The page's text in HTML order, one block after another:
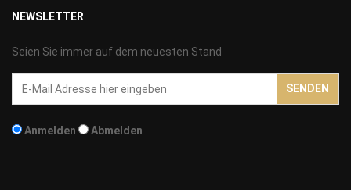
NEWSLETTER
Seien Sie immer auf dem neuesten Stand
Email-
Addresse
Anmelden Abmelden
SENDEN